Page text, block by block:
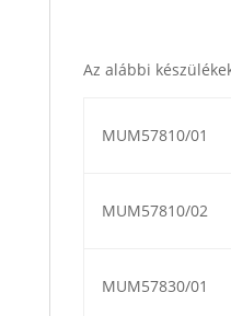
Az alábbi
MUM57810/01
MUM57810/02
MUM57830/01